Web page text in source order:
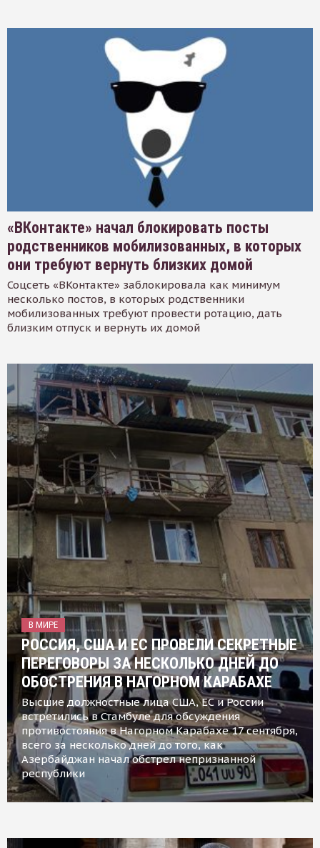
«ВКонтакте» начал блокировать посты
родственников мобилизованных, в которых
они требуют вернуть близких домой
Соцсеть «ВКонтакте» заблокировала как минимум
несколько постов, в которых родственники
мобилизованных требуют провести ротацию, дать
близким отпуск и вернуть их домой
В МИРЕ
РОССИЯ, США И ЕС ПРОВЕЛИ СЕКРЕТНЫЕ
ПЕРЕГОВОРЫ ЗА НЕСКОЛЬКО ДНЕЙ ДО
ОБОСТРЕНИЯ В НАГОРНОМ КАРАБАХЕ
Высшие должностные лица США, ЕС и России
встретились в Стамбуле для обсуждения
противостояния в Нагорном Карабахе 17 сентября,
всего за несколько дней до того, как
Азербайджан начал обстрел непризнанной
республики